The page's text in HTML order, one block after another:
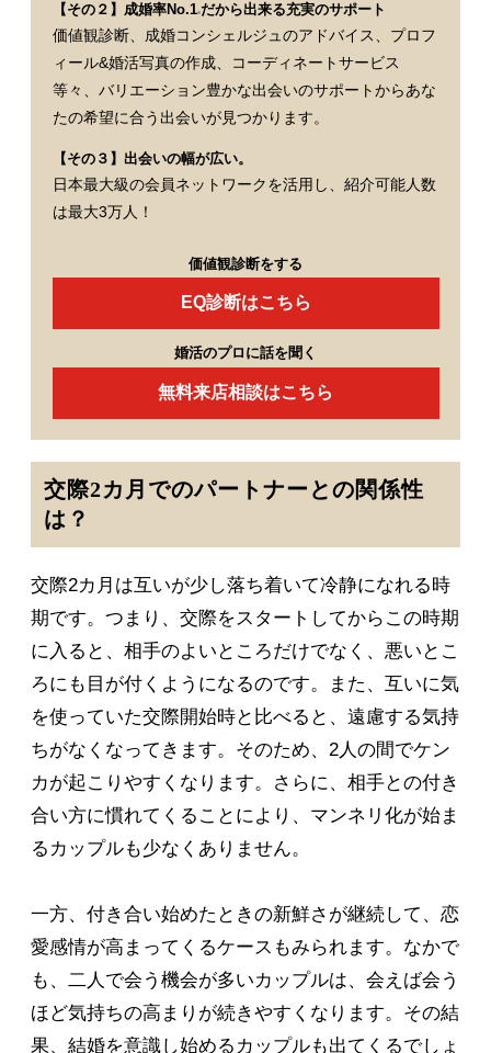
【その２】成婚率No.1※だから出来る充実のサポート
価値観診断、成婚コンシェルジュのアドバイス、プロフ
ィール&婚活写真の作成、コーディネートサービス
等々、バリエーション豊かな出会いのサポートからあな
たの希望に合う出会いが見つかります。
【その３】出会いの幅が広い。
日本最大級の会員ネットワークを活用し、紹介可能人数
は最大3万人！
価値観診断をする
EQ診断はこちら
婚活のプロに話を聞く
無料来店相談はこちら
交際2カ月でのパートナーとの関係性
は？
交際2カ月は互いが少し落ち着いて冷静になれる時
期です。つまり、交際をスタートしてからこの時期
に入ると、相手のよいところだけでなく、悪いとこ
ろにも目が付くようになるのです。また、互いに気
を使っていた交際開始時と比べると、遠慮する気持
ちがなくなってきます。そのため、2人の間でケン
カが起こりやすくなります。さらに、相手との付き
合い方に慣れてくることにより、マンネリ化が始ま
るカップルも少なくありません。
一方、付き合い始めたときの新鮮さが継続して、恋
愛感情が高まってくるケースもみられます。なかで
も、二人で会う機会が多いカップルは、会えば会う
ほど気持ちの高まりが続きやすくなります。その結
果、結婚を意識し始めるカップルも出てくるでしょ